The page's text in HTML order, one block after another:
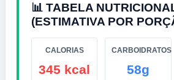
📊 TABELA
(ESTIMATIVA POR
CALORIAS
345 kcal
CARBOIDRATOS
58g